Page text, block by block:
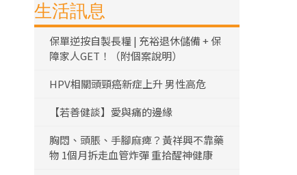
生活訊息
保單逆按自製長糧 | 充裕退休儲備 + 保
障家人GET！（附個案說明）
HPV相關頭頸癌新症上升 男性高危
【若善健談】愛與痛的邊緣
胸悶、頭脹、手腳麻痺？黃祥興不靠藥
物 1個月拆走血管炸彈 重拾醒神健康